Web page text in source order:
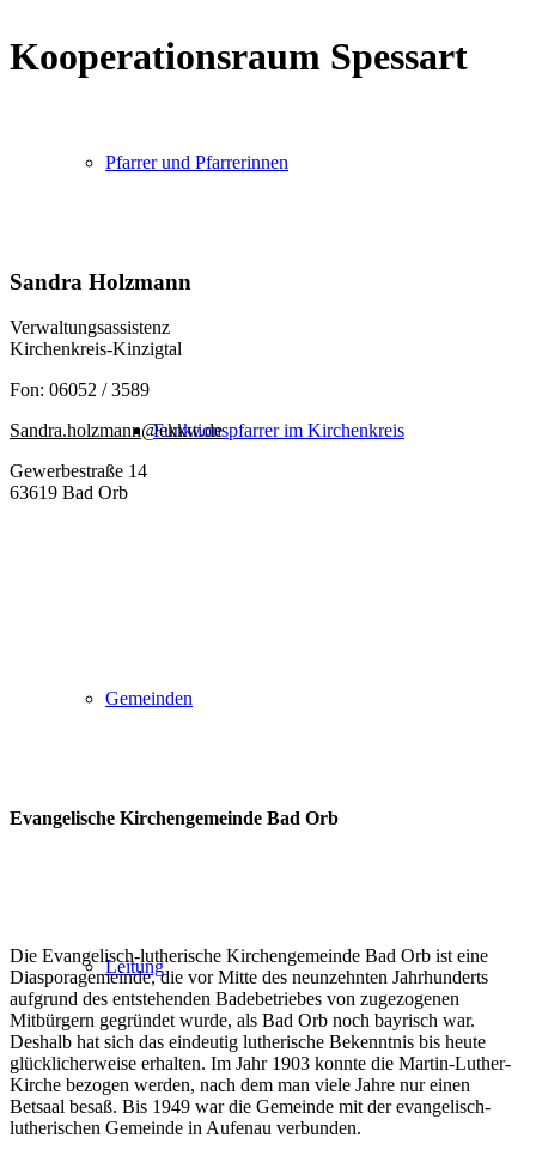
Pfarrer und Pfarrerinnen
Funktionspfarrer im Kirchenkreis
Gemeinden
Leitung
Kooperationsraum Spessart
Sandra Holzmann
Verwaltungsassistenz
Kirchenkreis-Kinzigtal
Fon: 06052 / 3589
Sandra.holzmann@ekkw.de
Gewerbestraße 14
63619 Bad Orb
Evangelische Kirchengemeinde Bad Orb
Die Evangelisch-lutherische Kirchengemeinde Bad Orb ist eine
Diasporagemeinde, die vor Mitte des neunzehnten Jahrhunderts
aufgrund des entstehenden Badebetriebes von zugezogenen
Mitbürgern gegründet wurde, als Bad Orb noch bayrisch war.
Deshalb hat sich das eindeutig lutherische Bekenntnis bis heute
glücklicherweise erhalten. Im Jahr 1903 konnte die Martin-Luther-
Kirche bezogen werden, nach dem man viele Jahre nur einen
Betsaal besaß. Bis 1949 war die Gemeinde mit der evangelisch-
lutherischen Gemeinde in Aufenau verbunden.